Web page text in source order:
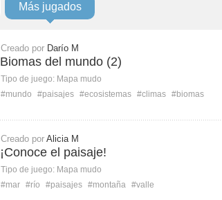
Más jugados
Creado por Darío M
Biomas del mundo (2)
Tipo de juego: Mapa mudo
#mundo
#paisajes #ecosistemas #climas #biomas
Creado por Alicia M
¡Conoce el paisaje!
Tipo de juego: Mapa mudo
#mar #río #paisajes #montaña #valle